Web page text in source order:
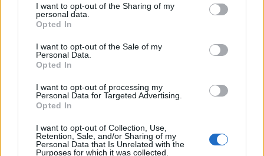
not limited to your visit or usage behaviour. You may click to
grant or deny consent to Google and its third-party tags to
use your data for below specified purposes in below Google
consent section.
I want to opt-out of the Sharing of my
personal data.
Opted In
I want to opt-out of the Sale of my
Personal Data.
Opted In
I want to opt-out of processing my
Personal Data for Targeted Advertising.
Opted In
I want to opt-out of Collection, Use,
Retention, Sale, and/or Sharing of my
Personal Data that Is Unrelated with the
Purposes for which it was collected.